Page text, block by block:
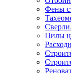
Фены
Пилы